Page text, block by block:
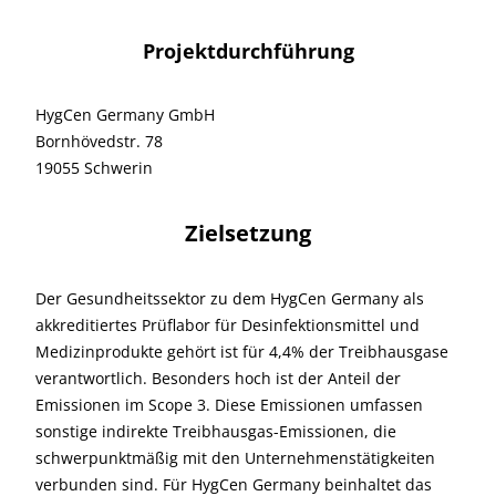
Projektdurchführung
HygCen Germany GmbH
Bornhövedstr. 78
19055 Schwerin
Zielsetzung
Der Gesundheitssektor zu dem HygCen Germany als
akkreditiertes Prüflabor für Desinfektionsmittel und
Medizinprodukte gehört ist für 4,4% der Treibhausgase
verantwortlich. Besonders hoch ist der Anteil der
Emissionen im Scope 3. Diese Emissionen umfassen
sonstige indirekte Treibhausgas-Emissionen, die
schwerpunktmäßig mit den Unternehmenstätigkeiten
verbunden sind. Für HygCen Germany beinhaltet das